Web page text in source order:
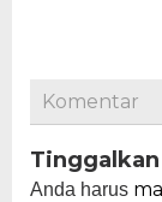
Komentar
Tinggalkan
Anda harus